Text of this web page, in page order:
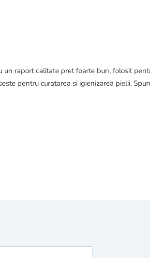
raport calitate pret foarte bun, folosit
pentru curatarea si igienizarea pielii.